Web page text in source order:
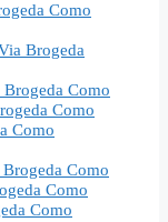
Como
Brogeda
Como
Como
Como
Como
Como
Como